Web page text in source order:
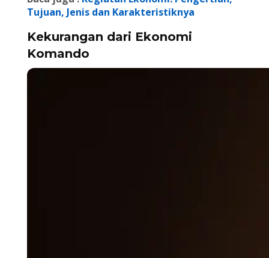
Tujuan, Jenis dan Karakteristiknya
Kekurangan dari Ekonomi
Komando